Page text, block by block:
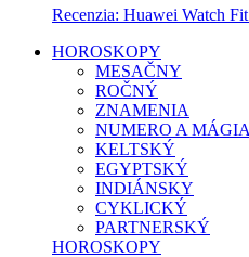
Recenzia: Huawei Watch
HOROSKOPY
MESAČNY
ROČNÝ
ZNAMENIA
NUMERO A MÁGIA
KELTSKÝ
EGYPTSKÝ
INDIÁNSKY
CYKLICKÝ
PARTNERSKÝ
HOROSKOPY